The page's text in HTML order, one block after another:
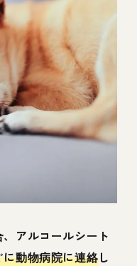
アルコールシート
に動物病院に連絡し